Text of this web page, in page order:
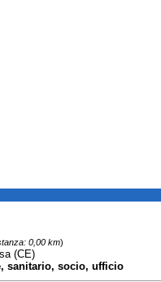
0,00 km)
(CE)
sanitario, socio, ufficio